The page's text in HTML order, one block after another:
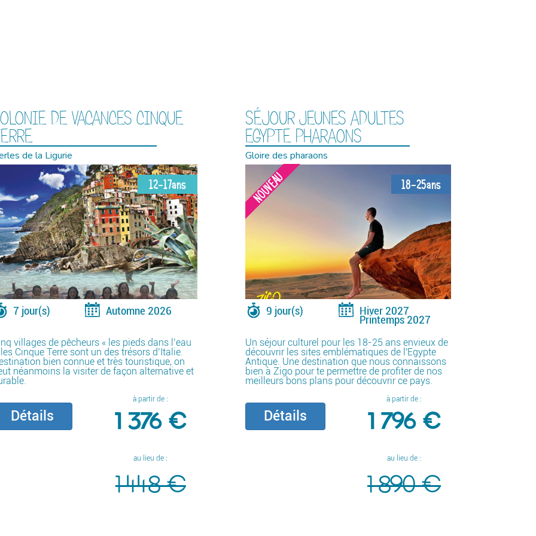
DE VACANCES CINQUE
de la Ligurie
12-17ans
7 jour(s) Automne 2026
villages de pêcheurs « les pieds dans l’eau
les Cinque Terre sont un des trésors d’Italie.
bien connue et très touristique, on
néanmoins la visiter de façon alternative et
Détails
à partir de :
1 376 €
au lieu de :
1 448 €
SÉJOUR JEUNES ADULTES
EGYPTE PHARAONS
Gloire des pharaons
NOUVEAU 18-25ans
9 jour(s) Hiver 2027
Printemps 2027
Un séjour culturel pour les 18-25 ans envieux de
découvrir les sites emblématiques de l'Egypte
Antique. Une destination que nous connaissons
bien à Zigo pour te permettre de profiter de nos
meilleurs bons plans pour découvrir ce pays.
Détails
à partir de :
1 796 €
au lieu de :
1 890 €